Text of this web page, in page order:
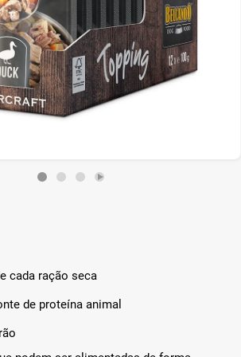
cada ração seca
de proteína animal